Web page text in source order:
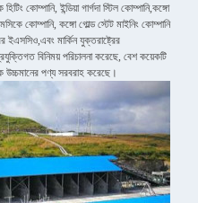
কোম্পানি, ইন্ডিয়া গার্গদা স্টিল কোম্পানি,কঙ্গো
কোম্পানি, কঙ্গো গোল্ড স্টেট মাইনিং কোম্পানি
ইএসসিও,এবং মার্কিন যুক্তরাষ্ট্রের
বিনিময় পরিচালনা করেছে, বেশ কয়েকটি
পণ্য সরবরাহ করেছে।